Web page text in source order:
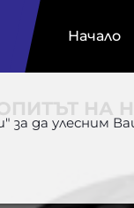
за да улесним
Начало
ОПИТЪТ НА